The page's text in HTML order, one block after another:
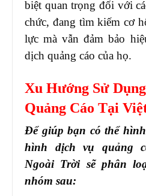
biệt quan trọng đối với
chức, đang tìm kiếm cơ
lực mà vẫn đảm bảo
dịch quảng cáo của họ.
Xu Hướng Sử
Quảng Cáo Tại
Để giúp bạn có thể
hình dịch vụ quảng
Ngoài Trời sẽ phân
nhóm sau: